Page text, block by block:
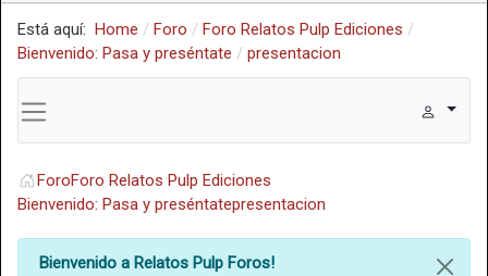
Está aquí: Home Foro
Foro Relatos Pulp Ediciones
Bienvenido: Pasa y preséntate
presentacion
ForoForo Relatos Pulp Ediciones
Bienvenido: Pasa y preséntatepresentacion
Bienvenido a Relatos Pulp Foros!